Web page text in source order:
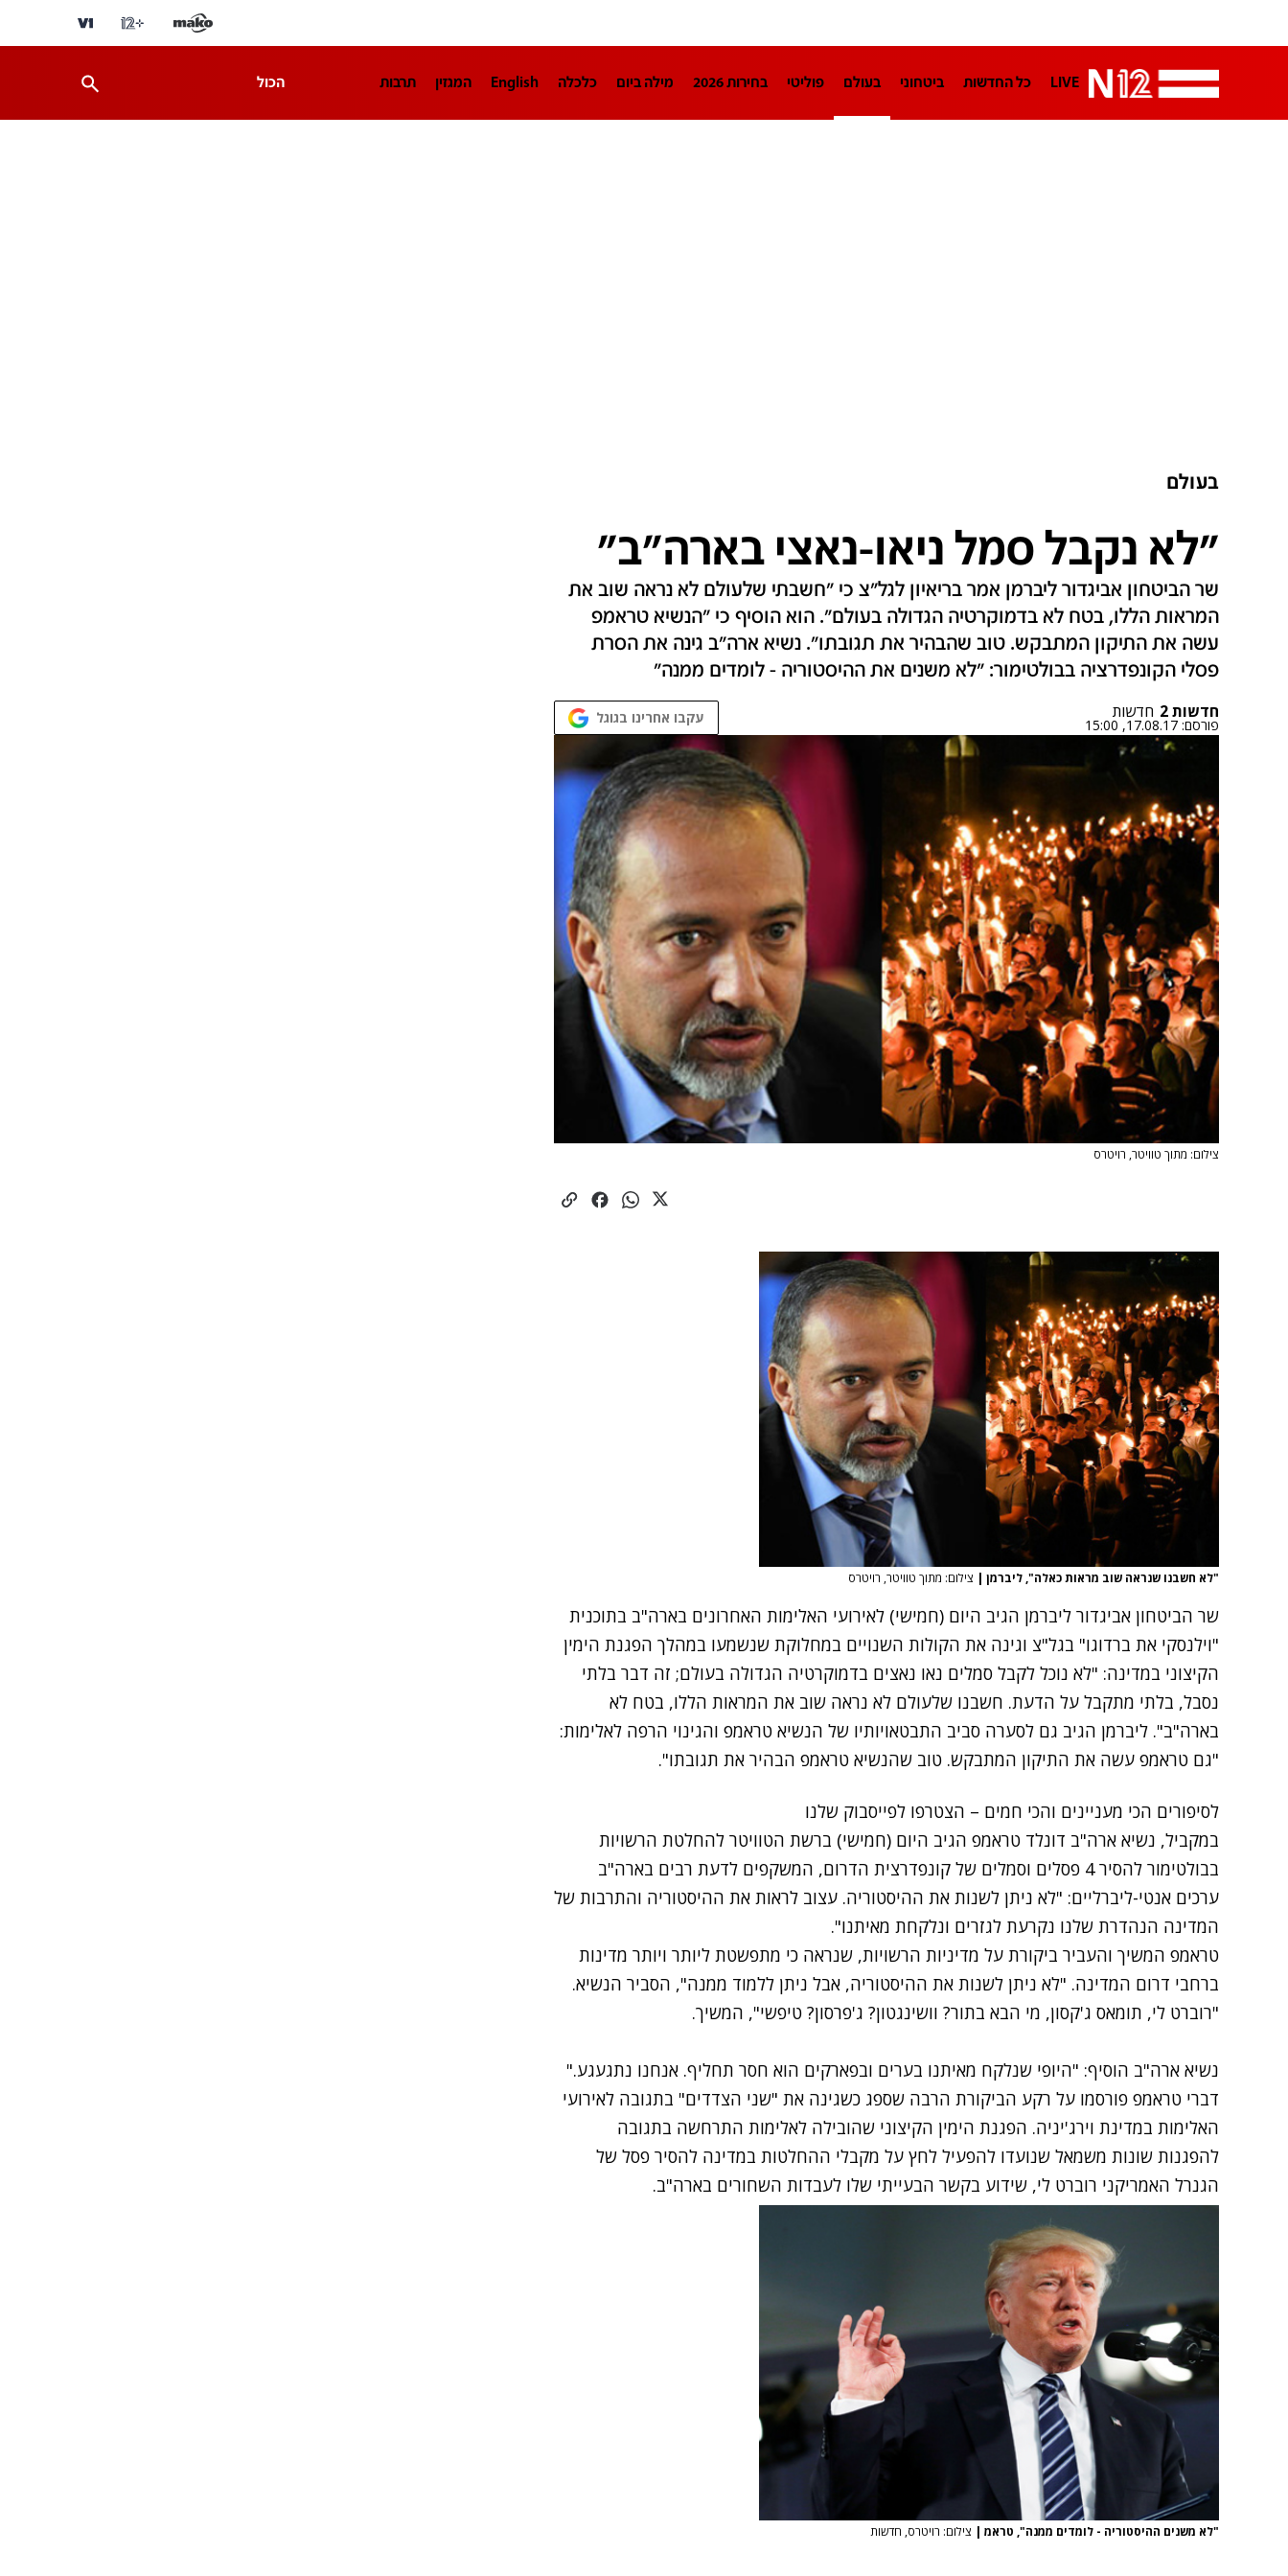
LIVE כל החדשות ביטחוני בעולם פוליטי בחירות 2026 מילה ביום כלכלה English המגזין תרבות הכול
בעולם
"לא נקבל סמל ניאו-נאצי בארה"ב"
שר הביטחון אביגדור ליברמן אמר בריאיון לגל"צ כי "חשבתי שלעולם לא נראה שוב את
המראות הללו, בטח לא בדמוקרטיה הגדולה בעולם". הוא הוסיף כי "הנשיא טראמפ
עשה את התיקון המתבקש. טוב שהבהיר את תגובתו". נשיא ארה"ב גינה את הסרת
פסלי הקונפדרציה בבולטימור: "לא משנים את ההיסטוריה - לומדים ממנה"
חדשות 2 חדשות
פורסם: 17.08.17, 15:00 עקבו אחרינו בגוגל
צילום: מתוך טוויטר, רויטרס
"לא חשבנו שנראה שוב מראות כאלה", ליברמן | צילום: מתוך טוויטר, רויטרס
שר הביטחון אביגדור ליברמן הגיב היום (חמישי) לאירועי האלימות האחרונים בארה"ב בתוכנית
"וילנסקי את ברדוגו" בגל"צ וגינה את הקולות השנויים במחלוקת שנשמעו במהלך הפגנת הימין
הקיצוני במדינה: "לא נוכל לקבל סמלים נאו נאצים בדמוקרטיה הגדולה בעולם; זה דבר בלתי
נסבל, בלתי מתקבל על הדעת. חשבנו שלעולם לא נראה שוב את המראות הללו, בטח לא
בארה"ב". ליברמן הגיב גם לסערה סביב התבטאויותיו של הנשיא טראמפ והגינוי הרפה לאלימות:
"גם טראמפ עשה את התיקון המתבקש. טוב שהנשיא טראמפ הבהיר את תגובתו".
לסיפורים הכי מעניינים והכי חמים – הצטרפו לפייסבוק שלנו
במקביל, נשיא ארה"ב דונלד טראמפ הגיב היום (חמישי) ברשת הטוויטר להחלטת הרשויות
בבולטימור להסיר 4 פסלים וסמלים של קונפדרצית הדרום, המשקפים לדעת רבים בארה"ב
ערכים אנטי-ליברליים: "לא ניתן לשנות את ההיסטוריה. עצוב לראות את ההיסטוריה והתרבות של
המדינה הנהדרת שלנו נקרעת לגזרים ונלקחת מאיתנו".
טראמפ המשיך והעביר ביקורת על מדיניות הרשויות, שנראה כי מתפשטת ליותר ויותר מדינות
ברחבי דרום המדינה. "לא ניתן לשנות את ההיסטוריה, אבל ניתן ללמוד ממנה", הסביר הנשיא.
"רוברט לי, תומאס ג'קסון, מי הבא בתור? וושינגטון? ג'פרסון? טיפשי", המשיך.
נשיא ארה"ב הוסיף: "היופי שנלקח מאיתנו בערים ובפארקים הוא חסר תחליף. אנחנו נתגעגע."
דברי טראמפ פורסמו על רקע הביקורת הרבה שספג כשגינה את "שני הצדדים" בתגובה לאירועי
האלימות במדינת וירג'יניה. הפגנת הימין הקיצוני שהובילה לאלימות התרחשה בתגובה
להפגנות שונות משמאל שנועדו להפעיל לחץ על מקבלי ההחלטות במדינה להסיר פסל של
הגנרל האמריקני רוברט לי, שידוע בקשר הבעייתי שלו לעבדות השחורים בארה"ב.
"לא משנים ההיסטוריה - לומדים ממנה", טראמ | צילום: רויטרס, חדשות